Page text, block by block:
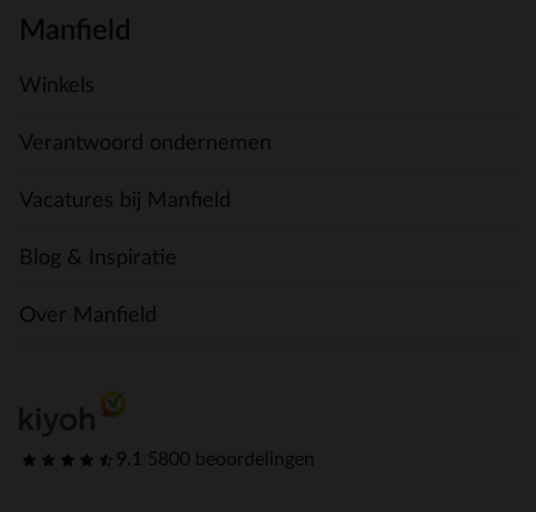
Manfield
Winkels
Verantwoord ondernemen
Vacatures bij Manfield
Blog & Inspiratie
Over Manfield
9.1 5800 beoordelingen